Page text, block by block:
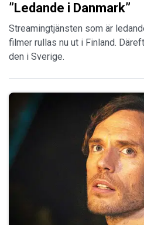
”Ledande i Danmark”
Streamingtjänsten som är
filmer rullas nu ut i Finland.
den i Sverige.